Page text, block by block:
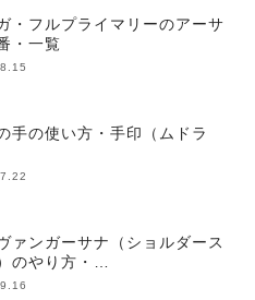
・フルプライマリーのアーサ
・一覧
手の使い方・手印（ムドラ
ァンガーサナ（ショルダース
のやり方・…